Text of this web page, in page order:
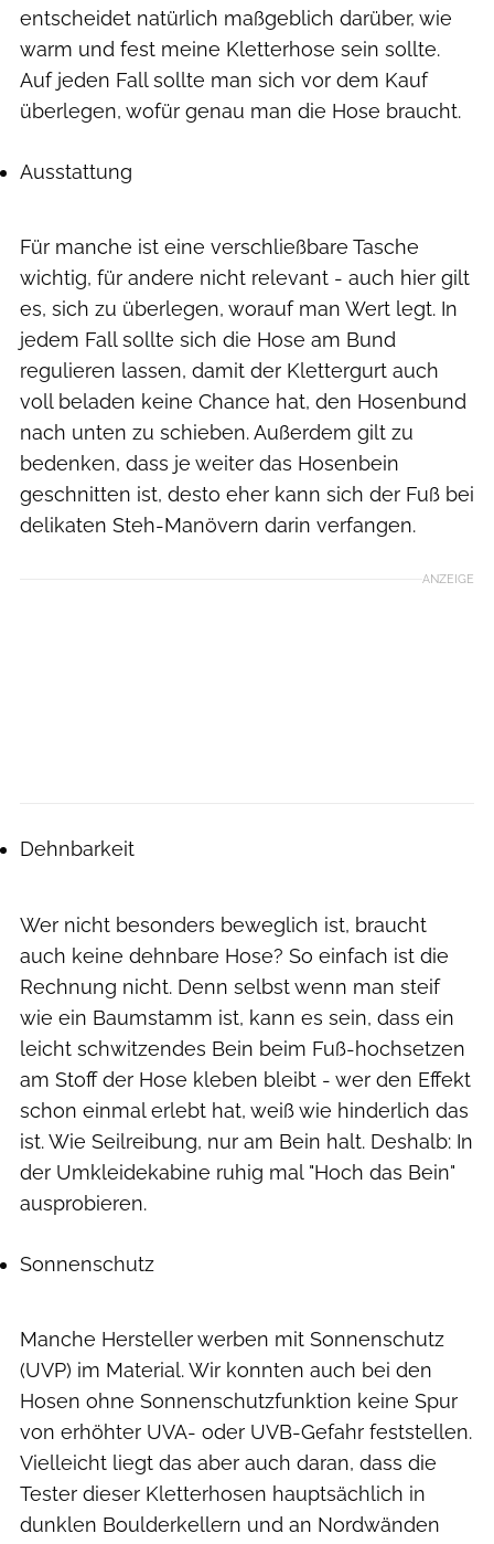
entscheidet natürlich maßgeblich darüber, wie
warm und fest meine Kletterhose sein sollte.
Auf jeden Fall sollte man sich vor dem Kauf
überlegen, wofür genau man die Hose braucht.
Ausstattung
Für manche ist eine verschließbare Tasche
wichtig, für andere nicht relevant - auch hier gilt
es, sich zu überlegen, worauf man Wert legt. In
jedem Fall sollte sich die Hose am Bund
regulieren lassen, damit der Klettergurt auch
voll beladen keine Chance hat, den Hosenbund
nach unten zu schieben. Außerdem gilt zu
bedenken, dass je weiter das Hosenbein
geschnitten ist, desto eher kann sich der Fuß bei
delikaten Steh-Manövern darin verfangen.
ANZEIGE
Dehnbarkeit
Wer nicht besonders beweglich ist, braucht
auch keine dehnbare Hose? So einfach ist die
Rechnung nicht. Denn selbst wenn man steif
wie ein Baumstamm ist, kann es sein, dass ein
leicht schwitzendes Bein beim Fuß-hochsetzen
am Stoff der Hose kleben bleibt - wer den Effekt
schon einmal erlebt hat, weiß wie hinderlich das
ist. Wie Seilreibung, nur am Bein halt. Deshalb: In
der Umkleidekabine ruhig mal "Hoch das Bein"
ausprobieren.
Sonnenschutz
Manche Hersteller werben mit Sonnenschutz
(UVP) im Material. Wir konnten auch bei den
Hosen ohne Sonnenschutzfunktion keine Spur
von erhöhter UVA- oder UVB-Gefahr feststellen.
Vielleicht liegt das aber auch daran, dass die
Tester dieser Kletterhosen hauptsächlich in
dunklen Boulderkellern und an Nordwänden